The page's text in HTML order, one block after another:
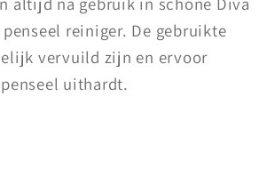
reiniger. De gebruikte
vervuild zijn en ervoor
uithardt.